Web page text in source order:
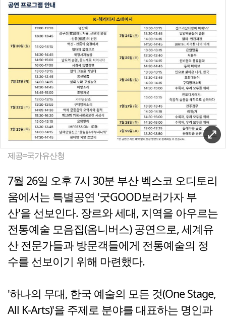
제공=국가유산청
7월 26일 오후 7시 30분 부산 벡스코 오디토리
움에서는 특별공연 '굿GOOD보러가자 부
산'을 선보인다. 장르와 세대, 지역을 아우르는
전통예술 모음집(옴니버스) 공연으로, 세계유
산 전문가들과 방문객들에게 전통예술의 정
수를 선보이기 위해 마련했다.
'하나의 무대, 한국 예술의 모든 것(One Stage,
All K-Arts)'을 주제로 분야를 대표하는 명인과